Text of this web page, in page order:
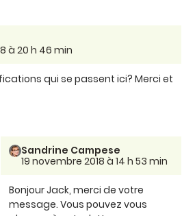
à 20 h 46 min
qui se passent ici? Merci et
Sandrine Campese
19 novembre 2018 à 14 h 53 min
Bonjour Jack, merci de votre
message. Vous pouvez vous